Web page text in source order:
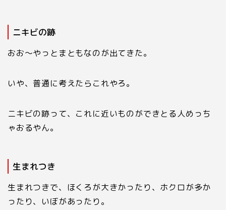
ニキビの跡
おお〜やっとまともなのが出てきた。
いや、普通に考えたらこれやろ。
ニキビの跡って、これに近いものができとる人めっち
ゃおるやん。
生まれつき
生まれつきで、ほくろが大きかったり、ホクロが多か
ったり、いぼがあったり。